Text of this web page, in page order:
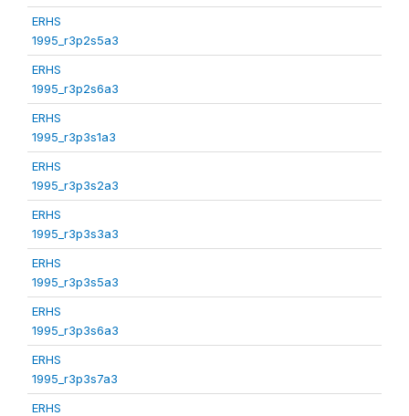
ERHS
1995_r3p2s5a3
ERHS
1995_r3p2s6a3
ERHS
1995_r3p3s1a3
ERHS
1995_r3p3s2a3
ERHS
1995_r3p3s3a3
ERHS
1995_r3p3s5a3
ERHS
1995_r3p3s6a3
ERHS
1995_r3p3s7a3
ERHS